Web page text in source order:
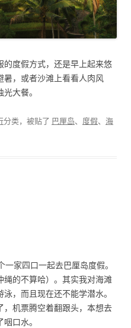
度假方式，还是早上起来悠
，或者沙滩上看看人肉风
大餐。
分类，被贴了 巴厘岛、 度假、 海
家四口一起去巴厘岛度假。
的不算哈）。其实我对海滩
，而且现在还不能学潜水。
，机票腾空着翻跟头，本想去
口水。